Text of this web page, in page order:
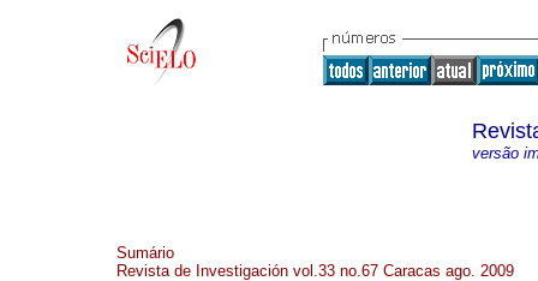
versão
Sumário
Revista de Investigación vol.33 no.67 Caracas ago. 2009